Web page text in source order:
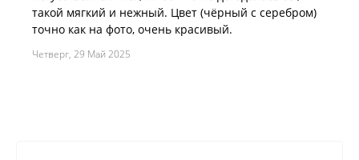
такой мягкий и нежный. Цвет (чёрный с серебром)
точно как на фото, очень красивый.
Четверг, 29 Май 2025